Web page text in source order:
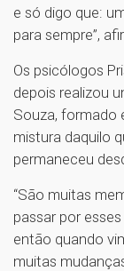
e só digo que:
para sempre”,
Os psicólogos
depois realizou
Souza, formado
mistura daquilo
permaneceu
“São muitas
passar por esses
então quando
muitas